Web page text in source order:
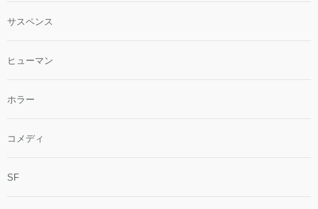
サスペンス
ヒューマン
ホラー
コメディ
SF